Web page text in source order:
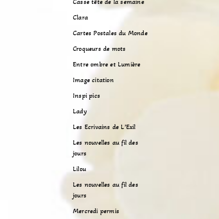
Casse tête de la semaine
Clara
Cartes Postales du Monde
Croqueurs de mots
Entre ombre et Lumière
Image citation
Inspi pics
Lady
Les Ecrivains de L’Exil
Les nouvelles au fil des
jours
Lilou
Les nouvelles au fil des
jours
Mercredi permis